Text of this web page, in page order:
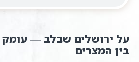
על ירושלים שבלב — עומק
בין המצרים